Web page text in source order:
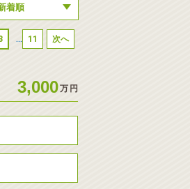
... 11 次へ
3,000万 円